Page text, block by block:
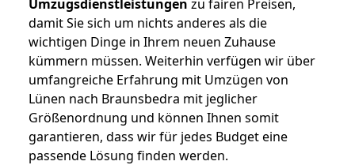
Umzugsdienstleistungen zu fairen Preisen,
damit Sie sich um nichts anderes als die
wichtigen Dinge in Ihrem neuen Zuhause
kümmern müssen. Weiterhin verfügen wir über
umfangreiche Erfahrung mit Umzügen von
Lünen nach Braunsbedra mit jeglicher
Größenordnung und können Ihnen somit
garantieren, dass wir für jedes Budget eine
passende Lösung finden werden.